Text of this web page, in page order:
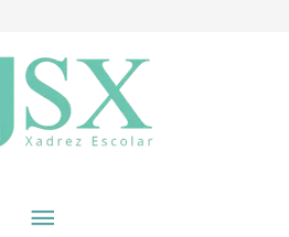
Menu
principal